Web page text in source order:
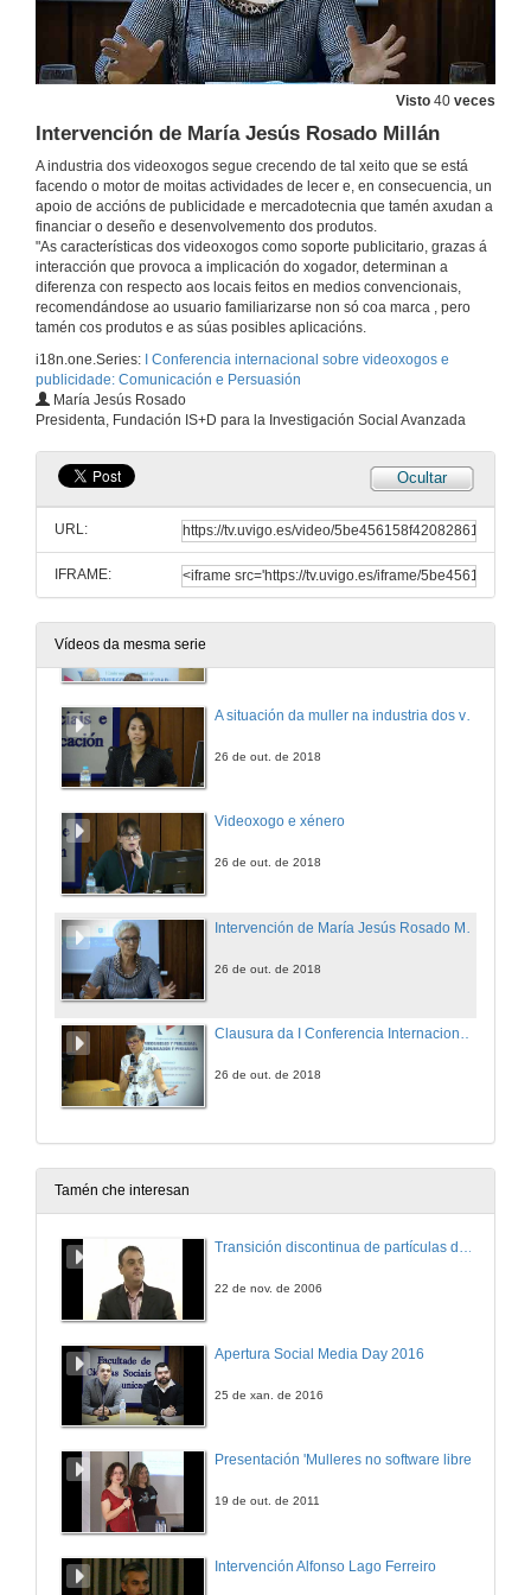
Visto 40 veces
Intervención de María Jesús Rosado Millán
A industria dos videoxogos segue crecendo de tal xeito que se está
facendo o motor de moitas actividades de lecer e, en consecuencia, un
apoio de accións de publicidade e mercadotecnia que tamén axudan a
financiar o deseño e desenvolvemento dos produtos.
"As características dos videoxogos como soporte publicitario, grazas á
interacción que provoca a implicación do xogador, determinan a
diferenza con respecto aos locais feitos en medios convencionais,
recomendándose ao usuario familiarizarse non só coa marca , pero
tamén cos produtos e as súas posibles aplicacións.
i18n.one.Series:
I Conferencia internacional sobre videoxogos e
publicidade: Comunicación e Persuasión
María Jesús Rosado
Presidenta, Fundación IS+D para la Investigación Social Avanzada
Ocultar
URL:
IFRAME:
Vídeos da mesma serie
26 de out. de 2018
Presentación dos compoñentes da mesa: Videoxogo e creación
De Pong, refuxiados e retórica procesual
26 de out. de 2018
26 de out. de 2018
26 de out. de 2018
26 de out. de 2018
Videoxogo e xénero
26 de out. de 2018
26 de out. de 2018
Clausura da I Conferencia Internacional de Videoxogos e Publicidade
26 de out. de 2018
Tamén che interesan
Transición discontinua de partículas de microgel termosensible
22 de nov. de 2006
Apertura Social Media Day 2016
25 de xan. de 2016
Presentación 'Mulleres no software libre'
19 de out. de 2011
Intervención Alfonso Lago Ferreiro